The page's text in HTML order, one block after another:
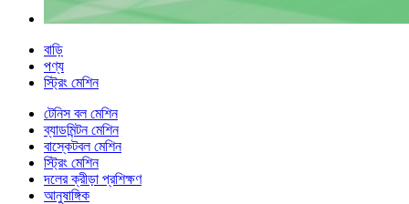
বাড়ি
পণ্য
স্ট্রিং মেশিন
টেনিস বল মেশিন
ব্যাডমিন্টন মেশিন
বাস্কেটবল মেশিন
স্ট্রিং মেশিন
দলের ক্রীড়া প্রশিক্ষণ
আনুষাঙ্গিক